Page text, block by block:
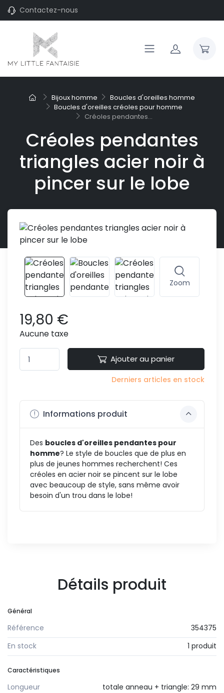
Contactez-nous
Bijoux homme
Boucles d'oreilles homme
Boucles d'oreilles créoles pour homme
Créoles pendantes...
Créoles pendantes
triangles acier noir à
pincer sur le lobe
Zoom
19,80 €
Aucune taxe
Ajouter au panier
Derniers articles en stock
Informations produit
Des boucles d'oreilles pendantes pour
homme? Le style de boucles que de plus en
plus de jeunes hommes recherchent! Ces
créoles en acier noir se pincent sur le lobe
avec beaucoup de style, sans même avoir
besoin d'un trou dans le lobe!
Détails produit
Général
Référence
354375
En stock
1 produit
Caractéristiques
Longueur
totale anneau + triangle: 29 mm